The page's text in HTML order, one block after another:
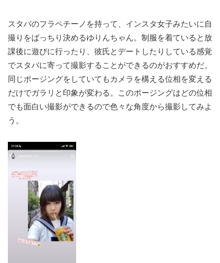
スタバのフラペチーノを持って、 インスタ女子みたいに自
撮りをばっちり決めるゆりんちゃん。 制服を着ていると放
課後に遊びに行ったり、 彼氏とデートしたりしている感覚
でスタバに寄って撮影することができるのがおすすめだ。
同じポージングをしていてもカメラを構える位相を変える
だけでガラリと印象が変わる。
このポージングはどの位相
でも面白い撮影ができるので色々な角度から撮影してみよ
う。